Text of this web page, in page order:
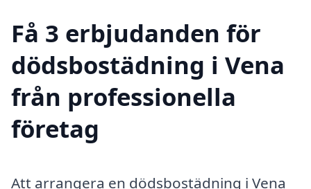
Få 3 erbjudanden för
dödsbostädning i Vena
från professionella
företag
Att arrangera en dödsbostädning i Vena